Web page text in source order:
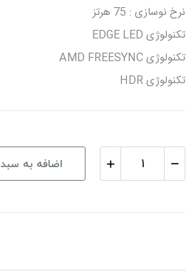
نرخ نوسازی : 75 هرتز
تکنولوژی EDGE LED
تکنولوژی AMD FREESYNC
تکنولوژی HDR
اضافه به سبد